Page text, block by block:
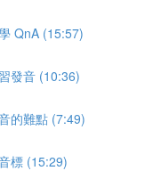
QnA (15:57)
發音 (10:36)
的難點 (7:49)
標 (15:29)